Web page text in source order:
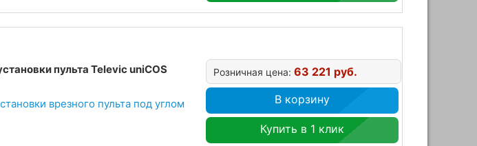
пульта Televic uniCOS
врезного пульта под углом
Розничная цена: 63 221 руб.
В корзину
Купить в 1 клик